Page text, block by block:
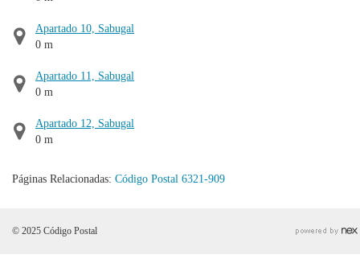
Apartado 10, Sabugal
0 m
Apartado 11, Sabugal
0 m
Apartado 12, Sabugal
0 m
Páginas Relacionadas: Código Postal 6321-909
© 2025 Código Postal